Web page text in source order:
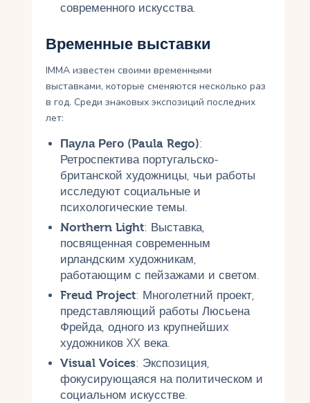
современного искусства.
Временные выставки
IMMA известен своими временными
выставками, которые сменяются несколько раз
в год. Среди знаковых экспозиций последних
лет:
Паула Рего (Paula Rego):
Ретроспектива португальско-
британской художницы, чьи работы
исследуют социальные и
психологические темы.
Northern Light: Выставка,
посвященная современным
ирландским художникам,
работающим с пейзажами и светом.
Freud Project: Многолетний проект,
представляющий работы Люсьена
Фрейда, одного из крупнейших
художников XX века.
Visual Voices: Экспозиция,
фокусирующаяся на политическом и
социальном искусстве.